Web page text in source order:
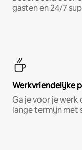
gasten en 24/7
Werkvriendelijke
Ga je voor je
lange termijn met